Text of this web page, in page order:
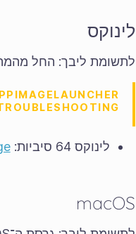
לינוקס
לתשומת ליבך: החל
לינוקס 64 סיביות:
macOS